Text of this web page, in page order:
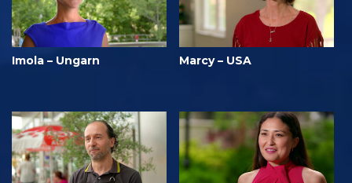
Imola – Ungarn Marcy – USA